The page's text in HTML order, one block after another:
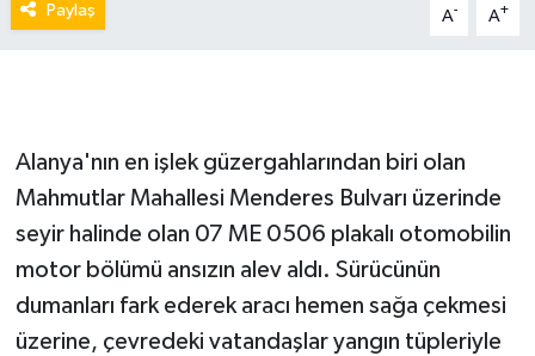
Paylaş A- A+
Alanya'nın en işlek güzergahlarından biri olan
Mahmutlar Mahallesi Menderes Bulvarı üzerinde
seyir halinde olan 07 ME 0506 plakalı otomobilin
motor bölümü ansızın alev aldı. Sürücünün
dumanları fark ederek aracı hemen sağa çekmesi
üzerine, çevredeki vatandaşlar yangın tüpleriyle